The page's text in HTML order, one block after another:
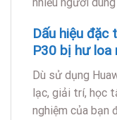
Dấu hiệu đặc
P30 bị hư loa
Dù sử dụng
lạc, giải trí, học
nghiệm của bạn